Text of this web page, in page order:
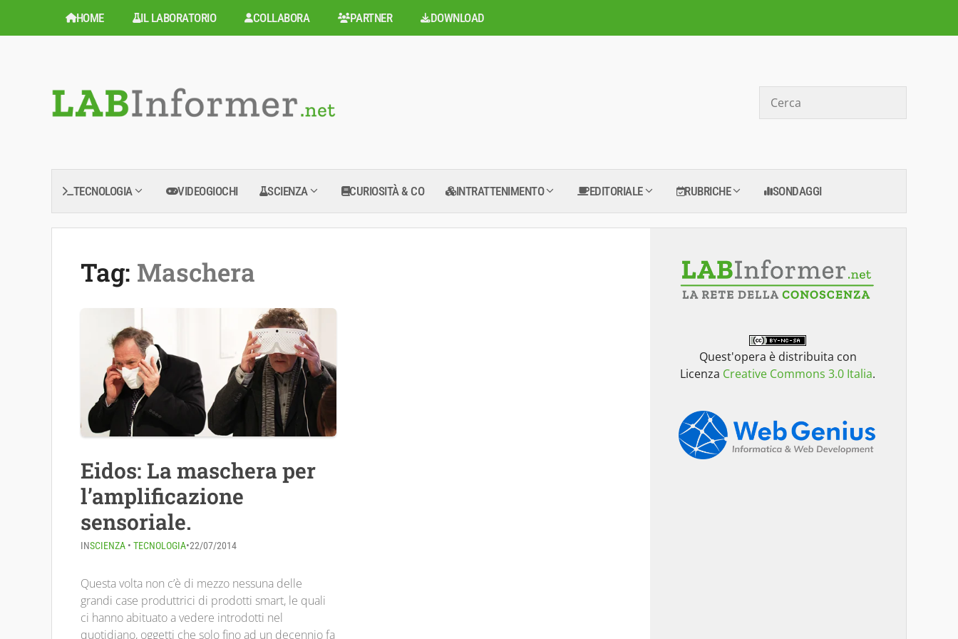
HOME IL LABORATORIO COLLABORA PARTNER DOWNLOAD
TECNOLOGIA VIDEOGIOCHI SCIENZA CURIOSITÀ & CO INTRATTENIMENTO EDITORIALE RUBRICHE SONDAGGI
Tag: Maschera
Eidos: La maschera per
l’amplificazione
sensoriale.
INSCIENZA • TECNOLOGIA•22/07/2014
Questa volta non c’è di mezzo nessuna delle
grandi case produttrici di prodotti smart, le quali
ci hanno abituato a vedere introdotti nel
quotidiano, oggetti che solo fino ad un decennio fa
Quest'opera è distribuita con
Licenza Creative Commons 3.0 Italia.